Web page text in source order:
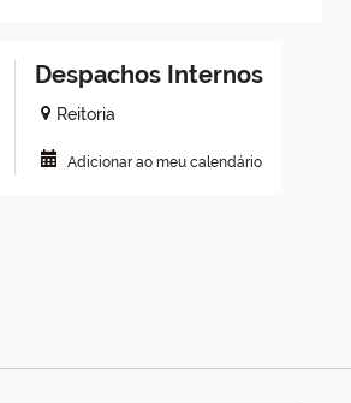
Despachos Internos
Reitoria
Adicionar ao meu calendário